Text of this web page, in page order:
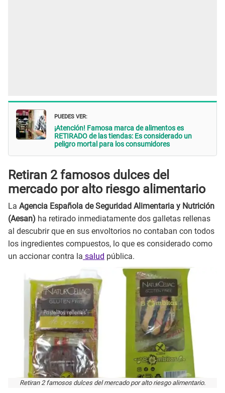
PUEDES VER:
¡Atención! Famosa marca de alimentos es
RETIRADO de las tiendas: Es considerado un
peligro mortal para los consumidores
Retiran 2 famosos dulces del
mercado por alto riesgo alimentario
La Agencia Española de Seguridad Alimentaria y Nutrición
(Aesan) ha retirado inmediatamente dos galletas rellenas
al descubrir que en sus envoltorios no contaban con todos
los ingredientes compuestos, lo que es considerado como
un accionar contra la salud pública.
Retiran 2 famosos dulces del mercado por alto riesgo alimentario.